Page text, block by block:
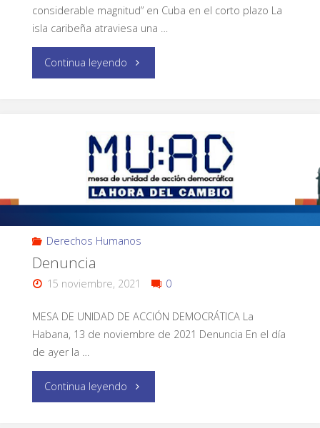
considerable magnitud” en Cuba en el corto plazo La
isla caribeña atraviesa una …
Continua leyendo
Derechos Humanos
Denuncia
15 noviembre, 2021 0
MESA DE UNIDAD DE ACCIÓN DEMOCRÁTICA La
Habana, 13 de noviembre de 2021 Denuncia En el día
de ayer la …
Continua leyendo